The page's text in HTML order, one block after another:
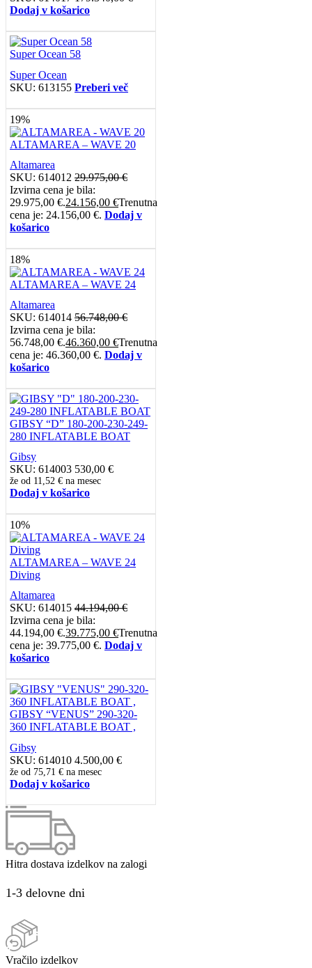
Dodaj v košarico
Super Ocean 58
Super Ocean
SKU: 613155 Preberi več
19%
ALTAMAREA – WAVE 20
Altamarea
SKU: 614012 29.975,00€
Izvirna cena je bila:
29.975,00 €.24.156,00 €Trenutna
cena je: 24.156,00 €. Dodaj v
košarico
18%
ALTAMAREA – WAVE 24
Altamarea
SKU: 614014 56.748,00€
Izvirna cena je bila:
56.748,00 €.46.360,00 €Trenutna
cena je: 46.360,00 €. Dodaj v
košarico
GIBSY “D” 180-200-230-249-
280 INFLATABLE BOAT
Gibsy
SKU: 614003 530,00 €
že od 11,52 € na mesec
Dodaj v košarico
10%
ALTAMAREA – WAVE 24
Diving
Altamarea
SKU: 614015 44.194,00€
Izvirna cena je bila:
44.194,00 €.39.775,00 €Trenutna
cena je: 39.775,00 €. Dodaj v
košarico
GIBSY “VENUS” 290-320-
360 INFLATABLE BOAT ,
Gibsy
SKU: 614010 4.500,00 €
že od 75,71 € na mesec
Dodaj v košarico
Hitra dostava izdelkov na zalogi
1-3 delovne dni
Vračilo izdelkov